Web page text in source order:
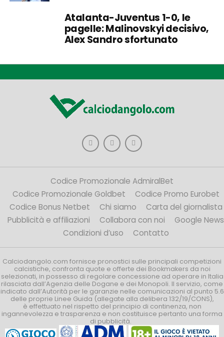
Atalanta-Juventus 1-0, le
pagelle: Malinovskyi decisivo,
Alex Sandro sfortunato
Codice Promozionale AdmiralBet
Codice Promozionale Goldbet
Codice Promo Eurobet
Codice Bonus Netbet
Chi siamo
Carta del giornalista
Pubblicità e affiliazioni
Collabora con noi
Google News
Condizioni d’uso
Contatto
Calciodangolo.com fornisce pronostici sulle principali competizioni
calcistiche, confronta quote e offerte dei Bookmakers da noi
selezionati, in possesso di regolare concessione ad operare in Italia
rilasciata dall’Agenzia delle Dogane e dei Monopoli. Il servizio, come
indicato dall’Autorità per le garanzie nelle comunicazioni al punto 5.6
delle proprie Linee Guida (allegate alla delibera 132/19/CONS),
è effettuato nel rispetto del principio di continenza, non
ingannevolezza e trasparenza e non costituisce pertanto una forma
di pubblicità.